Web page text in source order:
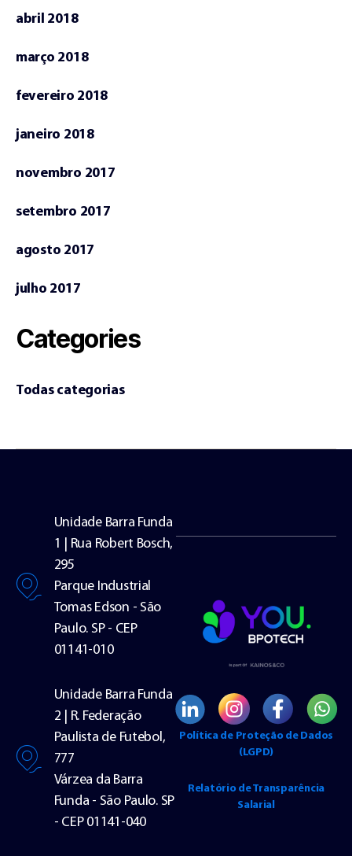
abril 2018
março 2018
fevereiro 2018
janeiro 2018
novembro 2017
setembro 2017
agosto 2017
julho 2017
Categories
Todas categorias
Unidade Barra Funda
1 | Rua Robert Bosch,
295
Parque Industrial
Tomas Edson - São
Paulo. SP - CEP
01141-010
Unidade Barra Funda
2 | R. Federação
Paulista de Futebol,
777
Várzea da Barra
Funda - São Paulo. SP
- CEP 01141-040
Política de Proteção de Dados
(LGPD)
Relatório de Transparência
Salarial